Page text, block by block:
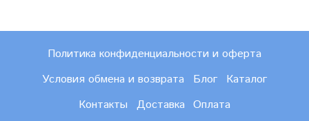
Политика конфиденциальности и оферта
Условия обмена и возврата
Блог
Каталог
Контакты
Доставка Оплата